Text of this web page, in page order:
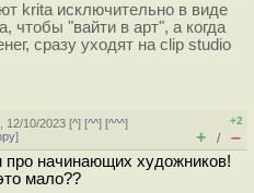
krita исключительно в виде
чтобы "вайти в арт", а когда
сразу уходят на clip studio
12/10/2023 [^] [^^] [^^^]
]
+2
+ / –
начинающих художников!
мало??